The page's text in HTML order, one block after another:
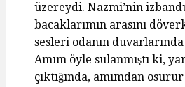
üzereydi. Nazmi’nin
bacaklarımın arasını
sesleri odanın
Amım öyle sulanmıştı ki,
çıktığında, amımdan